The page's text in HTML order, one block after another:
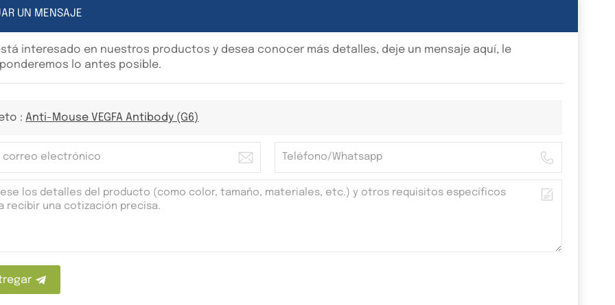
UN MENSAJE
interesado en nuestros productos y desea conocer más detalles, deje un mensaje aquí, le
lo antes posible.
:Anti-Mouse VEGFA Antibody (G6)